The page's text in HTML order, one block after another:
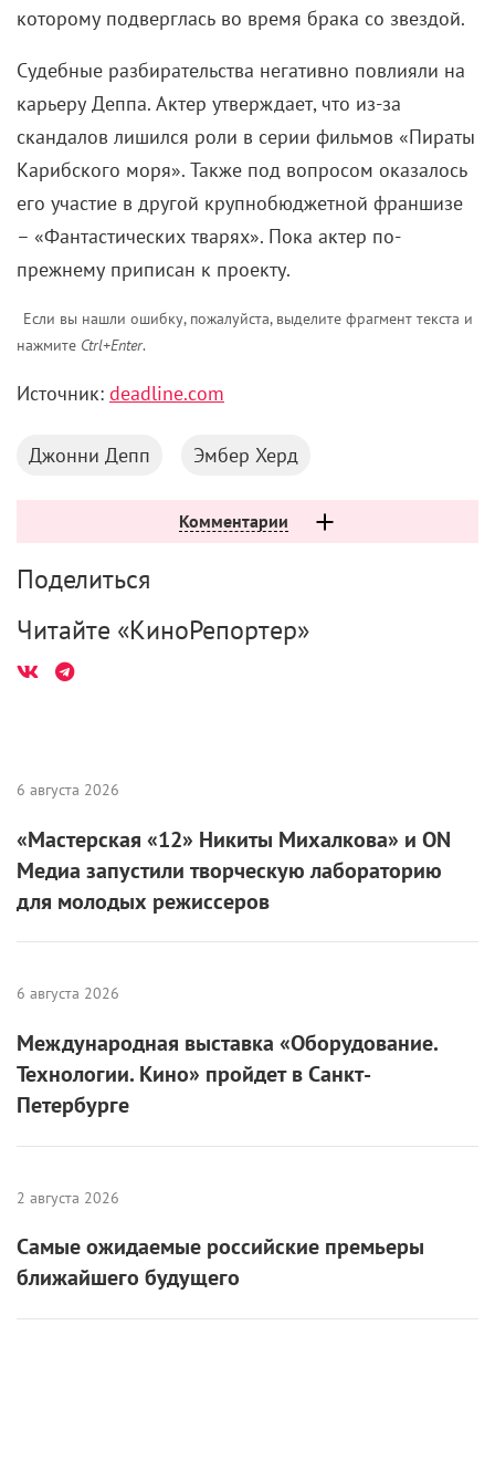
которому подверглась во время брака со звездой.
Судебные разбирательства негативно повлияли на
карьеру Деппа. Актер утверждает, что из-за
скандалов лишился роли в серии фильмов «Пираты
Карибского моря». Также под вопросом оказалось
его участие в другой крупнобюджетной франшизе
– «Фантастических тварях». Пока актер по-
прежнему приписан к проекту.
Если вы нашли ошибку, пожалуйста, выделите фрагмент текста и
нажмите Ctrl+Enter.
Источник: deadline.com
Джонни Депп Эмбер Херд
Комментарии
Поделиться
Читайте «КиноРепортер»
6 августа 2026
«Мастерская «12» Никиты Михалкова» и ON
Медиа запустили творческую лабораторию
для молодых режиссеров
6 августа 2026
Международная выставка «Оборудование.
Технологии. Кино» пройдет в Санкт-
Петербурге
2 августа 2026
Самые ожидаемые российские премьеры
ближайшего будущего